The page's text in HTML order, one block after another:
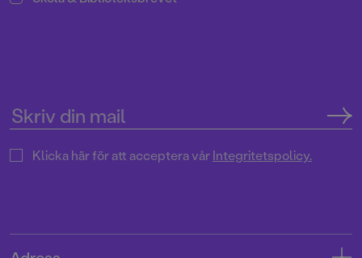
Klicka här för att acceptera vårIntegritetspolicy.